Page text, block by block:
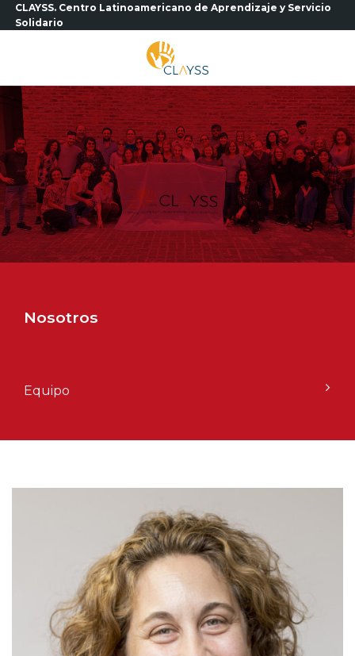
Saltar
al
CLAYSS. Centro Latinoamericano de Aprendizaje y Servicio
Solidario
Nosotros
Equipo